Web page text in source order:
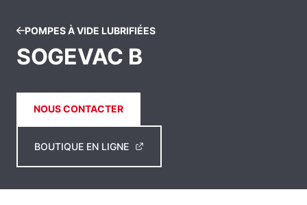
POMPES À VIDE LUBRIFIÉES
SOGEVAC B
NOUS CONTACTER
BOUTIQUE EN LIGNE